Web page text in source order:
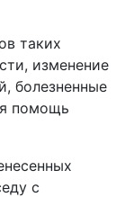
таких
изменение
болезненные
помощь
с